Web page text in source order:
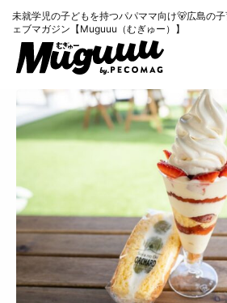
未就学児の子どもを持つパパママ向け🐻広島の
ェブマガジン【Muguuu（むぎゅー）】